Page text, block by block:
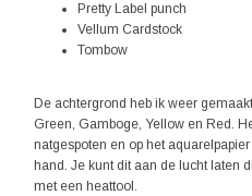
Pretty Label punch
Vellum Cardstock
Tombow
De achtergrond heb ik weer
Green, Gamboge, Yellow en Red.
natgespoten en op het
hand. Je kunt dit aan de lucht laten
met een heattool.